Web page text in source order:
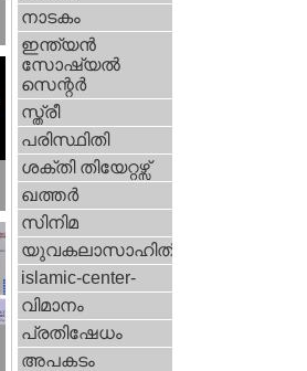
നാടകം
ഇന്ത്യന്‍
സോഷ്യല്‍
സെന്റര്‍
സ്ത്രീ
പരിസ്ഥിതി
ശക്തി തിയേറ്റഴ്സ്
ഖത്തര്‍
സിനിമ
യുവകലാസാഹിതി
islamic-center-
വിമാനം
പ്രതിഷേധം
അപകടം